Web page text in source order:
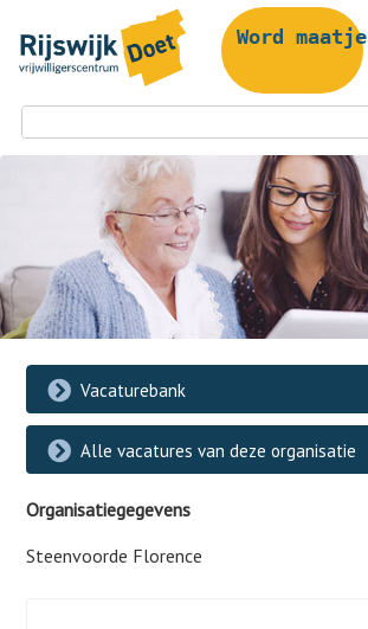
Word maatje!
Vacaturebank
Alle vacatures van deze organisatie
Organisatiegegevens
Steenvoorde Florence